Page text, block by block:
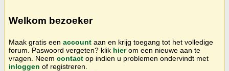
Welkom bezoeker
Maak gratis een account aan en krijg toegang tot het volledige
forum. Paswoord vergeten? klik hierom een nieuwe aan te
vragen. Neem contact op indien u problemen ondervindt met
inloggen of registreren.